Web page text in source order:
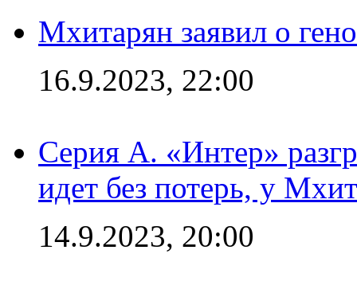
Мхитарян заявил о
16.9.2023, 22:00
Серия А. «Интер»
идет без потерь, у
14.9.2023, 20:00